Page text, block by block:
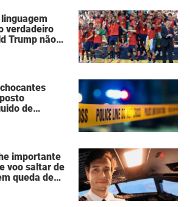
verdadeiro
Trump não
de
importante
voo saltar de
queda de